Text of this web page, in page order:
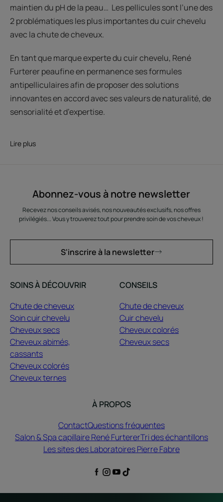
maintien du pH de la peau… Les pellicules sont l’une des
2 problématiques les plus importantes du cuir chevelu
avec la chute de cheveux.
En tant que marque experte du cuir chevelu, René
Furterer peaufine en permanence ses formules
antipelliculaires afin de proposer des solutions
innovantes en accord avec ses valeurs de naturalité, de
sensorialité et d’expertise.
Lire plus
Abonnez-vous à notre newsletter
Recevez nos conseils avisés, nos nouveautés exclusifs, nos offres
privilégiés... Vous y trouverez tout pour prendre soin de vos cheveux !
S'inscrire à la newsletter
SOINS À DÉCOUVRIR
Chute de cheveux
Soin cuir chevelu
Cheveux secs
Cheveux abimés,
cassants
Cheveux colorés
Cheveux ternes
CONSEILS
Chute de cheveux
Cuir chevelu
Cheveux colorés
Cheveux secs
À PROPOS
ContactQuestions fréquentes
Salon & Spa capillaire René FurtererTri des échantillons
Les sites des Laboratoires Pierre Fabre